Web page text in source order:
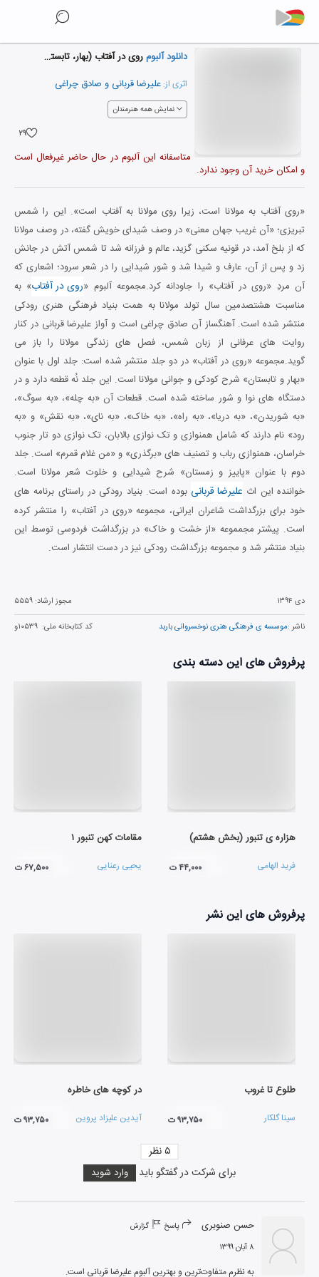
دانلود آلبومروی در آفتاب (بهار، تابستان)
اثری از: علیرضا قربانی و صادق چراغی
نمایش همه هنرمندان
۲۹
متاسفانه این آلبوم در حال حاضر غیرفعال است
و امکان خرید آن وجود ندارد.
«روی آفتاب به مولانا است، زیرا روی مولانا به آفتاب است». این را شمس
تبریزی؛ «آن غریب جهان معنی» در وصف شیدای خویش گفته، در وصف مولانا
که از بلخ آمد، در قونیه سکنی گزید، عالم و فرزانه شد تا شمس آتش در جانش
زد و پس از آن، عارف و شیدا شد و شور شیدایی را در شعر سرود؛ اشعاری که
آن مردِ «روی در آفتاب» را جاودانه کرد.مجموعه آلبوم «روی در آفتاب» به
مناسبت هشتصدمین سال تولد مولانا به همت بنیاد فرهنگی هنری رودکی
منتشر شده است. آهنگساز آن صادق چراغی است و آواز علیرضا قربانی در کنار
روایت های عرفانی از زبان شمس، فصل های زندگی مولانا را باز می
گوید.مجموعه «روی در آفتاب» در دو جلد منتشر شده است: جلد اول با عنوان
«بهار و تابستان» شرح کودکی و جوانی مولانا است. این جلد نُه قطعه دارد و در
دستگاه های نوا و شور ساخته شده است. قطعات آن «به چله»، «به سوگ»،
«به شوریدن»، «به دریا»، «به راه»، «به خاک»، «به نای»، «به نقش» و «به
رود» نام دارند که شامل همنوازی و تک نوازی بالابان، تک نوازی دو تار جنوب
خراسان، همنوازی رباب و تصنیف های «برگذری» و «من غلام قمرم» است. جلد
دوم با عنوان «پاییز و زمستان» شرح شیدایی و خلوت شعر مولانا است.
خواننده این اث علیرضا قربانی بوده است. بنیاد رودکی در راستای برنامه های
خود برای بزرگداشت شاعران ایرانی، مجموعه «روی در آفتاب» را منتشر کرده
است. پیشتر مجمموعه «از خشت و خاک» در بزرگداشت فردوسی توسط این
بنیاد منتشر شد و مجموعه بزرگداشت رودکی نیز در دست انتشار است.
دی ۱۳۹۴ مجوز ارشاد: ۵۵۵۹
ناشر :موسسه ی فرهنگی هنری نوخسروانی باربد کد کتابخانه ملی: ۱۰۵۳۹و
پرفروش های این دسته بندی
هزاره ی تنبور (بخش هشتم)
فرید الهامی ۴۴,۰۰۰ ت
مقامات کهن تنبور ۱
یحیی رعنایی ۶۷,۵۰۰ ت
پرفروش های این نشر
طلوع تا غروب
سینا گلکار ۹۳,۷۵۰ ت
در کوچه های خاطره
آیدین علیزاد پروین ۹۳,۷۵۰ ت
برای شرکت در گفتگو باید وارد شوید
۵نظر
حسن صنوبری پاسخ گزارش
۸ آبان ۱۳۹۹